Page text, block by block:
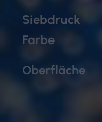
Siebdruck
Farbe
Oberfläche